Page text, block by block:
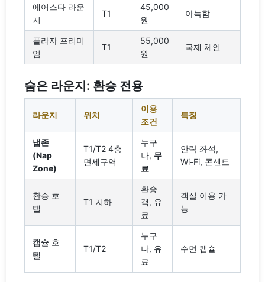
에어스타 라운
지
T1
45,000
원
아늑함
플라자 프리미
엄
T1
55,000
원
국제 체인
숨은 라운지: 환승 전용
라운지 위치
이용
조건
특징
냅존
(Nap
Zone)
T1/T2 4층
면세구역
누구
나, 무
료
안락 좌석,
Wi-Fi, 콘센트
환승 호
텔
T1 지하
환승
객, 유
료
객실 이용 가
능
캡슐 호
텔
T1/T2
누구
나, 유
료
수면 캡슐